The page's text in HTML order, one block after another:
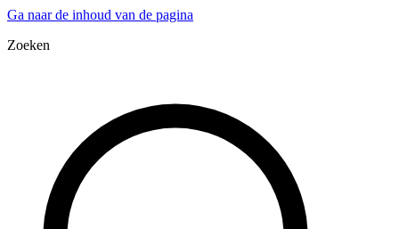
Ga naar de inhoud van de pagina
Zoeken